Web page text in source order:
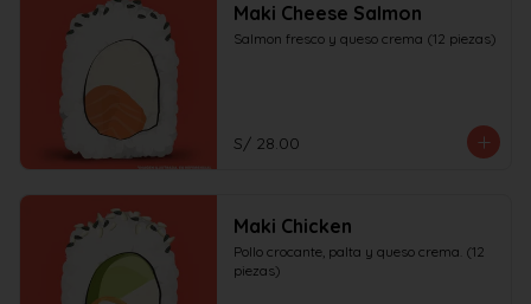
Maki Cheese Salmon
Salmon fresco y queso crema (12 piezas)
S/ 28.00
Maki Chicken
Pollo crocante, palta y queso crema. (12
piezas)